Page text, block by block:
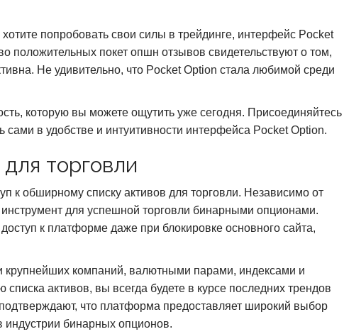
попробовать свои силы в трейдинге, интерфейс Pocket
положительных покет опшн отзывов свидетельствуют о том,
Не удивительно, что Pocket Option стала любимой среди
которую вы можете ощутить уже сегодня. Присоединяйтесь
в удобстве и интуитивности интерфейса Pocket Option.
торговли
к обширному списку активов для торговли. Независимо от
для успешной торговли бинарными опционами.
к платформе даже при блокировке основного сайта,
крупнейших компаний, валютными парами, индексами и
активов, вы всегда будете в курсе последних трендов
что платформа предоставляет широкий выбор
индустрии бинарных опционов.